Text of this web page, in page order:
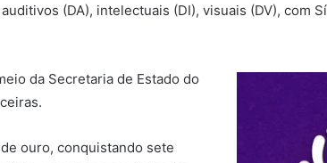
(DA), intelectuais (DI), visuais (DV), com
da Secretaria de Estado do
ouro, conquistando sete